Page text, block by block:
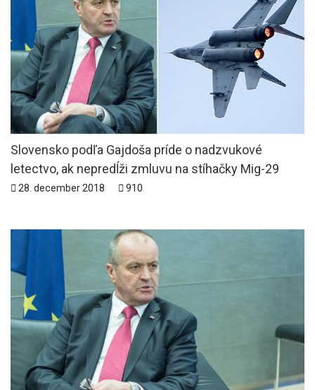
Slovensko podľa Gajdoša príde o nadzvukové
letectvo, ak nepredĺži zmluvu na stíhačky Mig-29
28. december 2018 910